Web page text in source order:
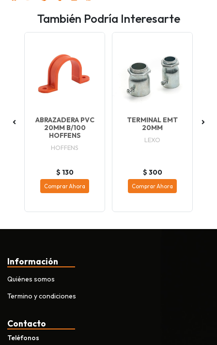
También Podría Interesarte
ABRAZADERA PVC
20MM B/100
HOFFENS
HOFFENS
$ 130
Comprar Ahora
TERMINAL EMT
20MM
LEXO
$ 300
Comprar Ahora
Información
Quiénes somos
Termino y condiciones
Contacto
Teléfonos